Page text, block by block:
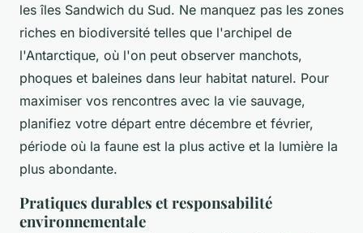
les îles Sandwich du Sud. Ne manquez pas les zones
riches en biodiversité telles que l'archipel de
l'Antarctique, où l'on peut observer manchots,
phoques et baleines dans leur habitat naturel. Pour
maximiser vos rencontres avec la vie sauvage,
planifiez votre départ entre décembre et février,
période où la faune est la plus active et la lumière la
plus abondante.
Pratiques durables et responsabilité
environnementale